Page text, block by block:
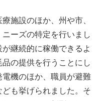
施設のほか、州や市、
ーズの特定を行いまし
継続的に稼働できるよ
の提供を行うことにし
機のほか、職員が避難
も挙げられました。そ